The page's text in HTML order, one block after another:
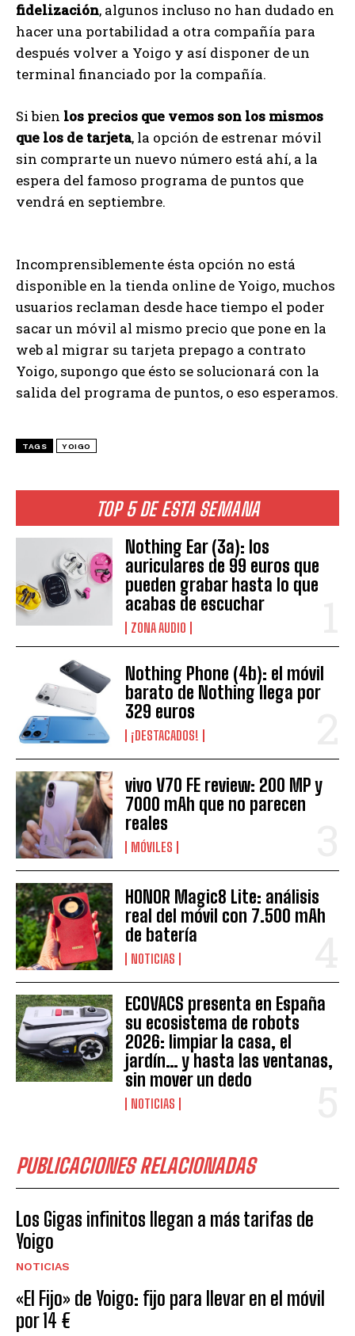
TOP 5 DE ESTA SEMANA
Nothing Ear (3a): los
auriculares de 99 euros que
pueden grabar hasta lo que
acabas de escuchar
ZONA AUDIO
Nothing Phone (4b): el móvil
barato de Nothing llega por
329 euros
¡DESTACADOS!
vivo V70 FE review: 200 MP y
7000 mAh que no parecen
reales
MÓVILES
HONOR Magic8 Lite: análisis
real del móvil con 7.500 mAh
de batería
NOTICIAS
ECOVACS presenta en España
su ecosistema de robots
2026: limpiar la casa, el
jardín… y hasta las ventanas,
sin mover un dedo
NOTICIAS
PUBLICACIONES RELACIONADAS
Los Gigas infinitos llegan a más tarifas de
Yoigo
NOTICIAS
«El Fijo» de Yoigo: fijo para llevar en el móvil
por 14 €
fidelización, algunos incluso no han dudado en
hacer una portabilidad a otra compañía para
después volver a Yoigo y así disponer de un
terminal financiado por la compañía.
Si bien los precios que vemos son los mismos
que los de tarjeta, la opción de estrenar móvil
sin comprarte un nuevo número está ahí, a la
espera del famoso programa de puntos que
vendrá en septiembre.
Incomprensiblemente ésta opción no está
disponible en la tienda online de Yoigo, muchos
usuarios reclaman desde hace tiempo el poder
sacar un móvil al mismo precio que pone en la
web al migrar su tarjeta prepago a contrato
Yoigo, supongo que ésto se solucionará con la
salida del programa de puntos, o eso esperamos.
TAGS YOIGO